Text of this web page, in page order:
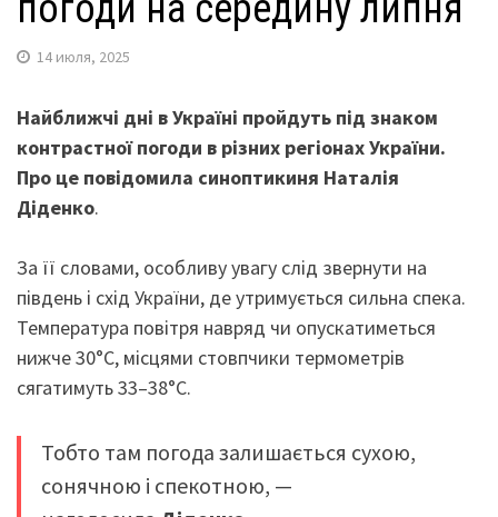
14 июля, 2025
Найближчі дні в Україні пройдуть під знаком
контрастної погоди в різних регіонах України.
Про це повідомила синоптикиня Наталія
Діденко.
За її словами, особливу увагу слід звернути на
південь і схід України, де утримується сильна спека.
Температура повітря навряд чи опускатиметься
нижче 30°C, місцями стовпчики термометрів
сягатимуть 33–38°C.
Тобто там погода залишається сухою,
сонячною і спекотною, —